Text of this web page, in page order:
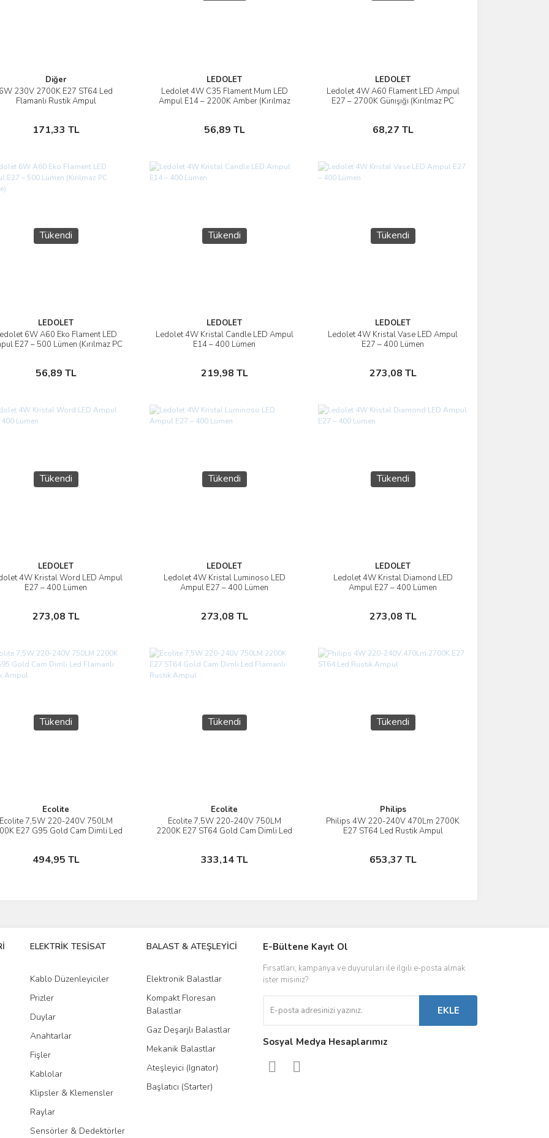
Diğer
230V 2700K E27 ST64 Led
Flamanlı Rustik Ampul
171,33 TL
İncele
Sepete Ekle
LEDOLET
Ledolet 4W C35 Flament Mum LED
Ampul E14 – 2200K Amber (Kırılmaz
56,89 TL
İncele
Stokta Yok
LEDOLET
Ledolet 4W A60 Flament LED Ampul
E27 – 2700K Günışığı (Kırılmaz PC
68,27 TL
İncele
Stokta Yok
Tükendi
LEDOLET
6W A60 Eko Flament LED
E27 – 500 Lümen (Kırılmaz PC
56,89 TL
İncele
Stokta Yok
Tükendi
LEDOLET
Ledolet 4W Kristal Candle LED Ampul
E14 – 400 Lümen
219,98 TL
İncele
Stokta Yok
Tükendi
LEDOLET
Ledolet 4W Kristal Vase LED Ampul
E27 – 400 Lümen
273,08 TL
İncele
Stokta Yok
Tükendi
LEDOLET
4W Kristal Word LED Ampul
E27 – 400 Lümen
273,08 TL
İncele
Stokta Yok
Tükendi
LEDOLET
Ledolet 4W Kristal Luminoso LED
Ampul E27 – 400 Lümen
273,08 TL
İncele
Stokta Yok
Tükendi
LEDOLET
Ledolet 4W Kristal Diamond LED
Ampul E27 – 400 Lümen
273,08 TL
İncele
Stokta Yok
Tükendi
Ecolite
7,5W 220-240V 750LM
E27 G95 Gold Cam Dimli Led
494,95 TL
İncele
Stokta Yok
Tükendi
Ecolite
Ecolite 7,5W 220-240V 750LM
2200K E27 ST64 Gold Cam Dimli Led
333,14 TL
İncele
Stokta Yok
Tükendi
Philips
Philips 4W 220-240V 470Lm 2700K
E27 ST64 Led Rustik Ampul
653,37 TL
İncele
Stokta Yok
ELEKTRİK TESİSAT
Kablo Düzenleyiciler
Prizler
Duylar
Anahtarlar
Fişler
Kablolar
Klipsler & Klemensler
Raylar
Sensörler & Dedektörler
BALAST & ATEŞLEYİCİ
Elektronik Balastlar
Kompakt Floresan
Balastlar
Gaz Deşarjlı Balastlar
Mekanik Balastlar
Ateşleyici (Ignator)
Başlatıcı (Starter)
DRIVER & TRAFO
Led Driverlar
Kontaktörler
Sigorta & Otomatlar
E-Bültene Kayıt Ol
Fırsatları, kampanya ve duyuruları ile ilgili e-posta almak
ister misiniz?
EKLE
Sosyal Medya Hesaplarımız